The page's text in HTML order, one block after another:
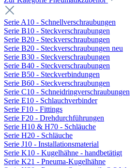
Serie A10 - Schnellverschraubungen
Serie B10 - Steckverschraubungen
Serie B20 - Steckverschraubungen
Serie B20 - Steckverschraubungen neu
Serie B30 - Steckverschraubungen
Serie B40 - Steckverschraubungen
Serie B50 - Steckverbindungen
Serie B60 - Steckverschraubungen
Serie C10 - Schneidringverschraubungen
Serie E10 - Schlauchverbinder
Serie F10 - Fittings
Serie F20 - Drehdurchführungen
Serie H10 & H70 - Schläuche
Serie H20 - Schläuche
Serie J10 - Installationsmaterial
Serie K10 - Kugelhähne - handbetätigt
Serie K21 - Pneuma-Kugelhähne